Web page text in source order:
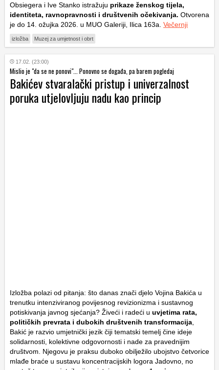
Obsiegera i Ive Stanko istražuju prikaze ženskog tijela,
identiteta, ravnopravnosti i društvenih očekivanja. Otvorena
je do 14. ožujka 2026. u MUO Galeriji, Ilica 163a. Večernji
izložba Muzej za umjetnost i obrt
17.02. (23:00)
Mislio je "da se ne ponovi"... Ponovno se događa, pa barem pogledaj
Bakićev stvaralački pristup i univerzalnost
poruka utjelovljuju nadu kao princip
Izložba polazi od pitanja: što danas znači djelo Vojina Bakića u
trenutku intenziviranog povijesnog revizionizma i sustavnog
potiskivanja javnog sjećanja? Živeći i radeći u uvjetima rata,
političkih prevrata i dubokih društvenih transformacija,
Bakić je razvio umjetnički jezik čiji tematski temelj čine ideje
solidarnosti, kolektivne odgovornosti i nade za pravednijim
društvom. Njegovu je praksu duboko obilježilo ubojstvo četvorice
mlađe braće u sustavu koncentracijskih logora Jadovno, no